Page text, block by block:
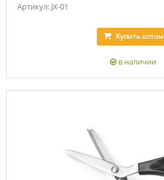
Артикул: JX-01
Купитьоптом
в наличии